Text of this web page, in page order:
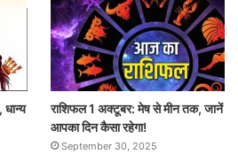
राशिफल 1 अक्टूबर: मेष से मीन तक, जानें
आपका दिन कैसा रहेगा!
September 30, 2025